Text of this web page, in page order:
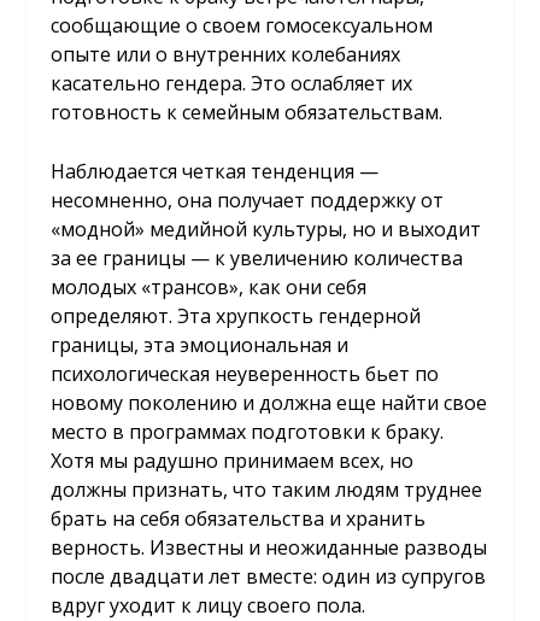
сообщающие о своем гомосексуальном
опыте или о внутренних колебаниях
касательно гендера. Это ослабляет их
готовность к семейным обязательствам.
Наблюдается четкая тенденция —
несомненно, она получает поддержку от
«модной» медийной культуры, но и выходит
за ее границы — к увеличению количества
молодых «трансов», как они себя
определяют. Эта хрупкость гендерной
границы, эта эмоциональная и
психологическая неуверенность бьет по
новому поколению и должна еще найти свое
место в программах подготовки к браку.
Хотя мы радушно принимаем всех, но
должны признать, что таким людям труднее
брать на себя обязательства и хранить
верность. Известны и неожиданные разводы
после двадцати лет вместе: один из супругов
вдруг уходит к лицу своего пола.